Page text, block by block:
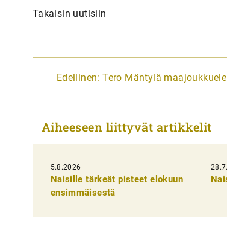
Takaisin uutisiin
A
i
k
e
Edellinen: Tero Mäntylä
Aiheeseen liittyvät artikkelit
5.8.2026
Naisille tärkeät pisteet elokuun
ensimmäisestä